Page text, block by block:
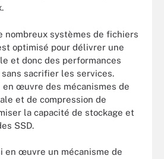
nombreux systèmes de fichiers
optimisé pour délivrer une
et donc des performances
sacrifier les services.
œuvre des mécanismes de
et de compression de
la capacité de stockage et
SSD.
en œuvre un mécanisme de